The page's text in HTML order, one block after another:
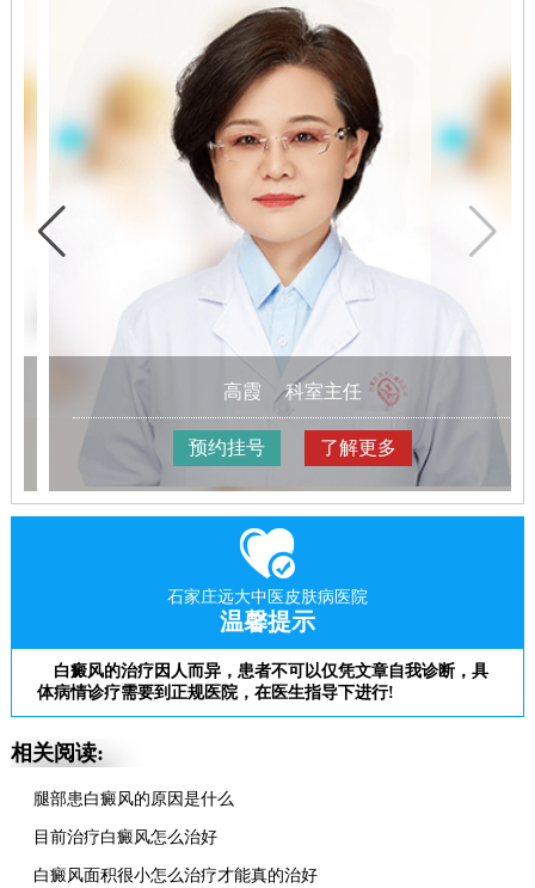
高霞 科室主任
预约挂号 了解更多
石家庄远大中医皮肤病医院
温馨提示
白癜风的治疗因人而异，患者不可以仅凭文章自我诊断，具
体病情诊疗需要到正规医院，在医生指导下进行!
相关阅读:
腿部患白癜风的原因是什么
目前治疗白癜风怎么治好
白癜风面积很小怎么治疗才能真的治好